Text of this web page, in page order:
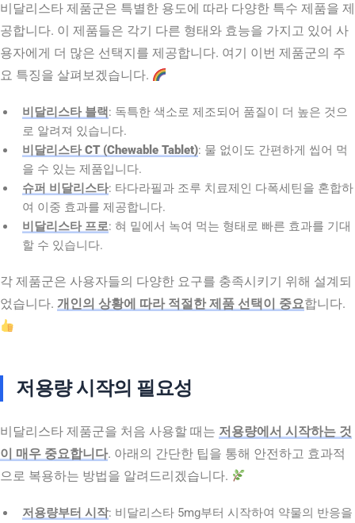
비달리스타 제품군은 특별한 용도에 따라 다양한 특수 제품을 제
공합니다. 이 제품들은 각기 다른 형태와 효능을 가지고 있어 사
용자에게 더 많은 선택지를 제공합니다. 여기 이번 제품군의 주
요 특징을 살펴보겠습니다.
비달리스타 블랙 : 독특한 색소로 제조되어 품질이 더 높은 것으
로 알려져 있습니다.
비달리스타 CT (Chewable Tablet): 물 없이도 간편하게 씹어 먹
을 수 있는 제품입니다.
슈퍼 비달리스타: 타다라필과 조루 치료제인 다폭세틴을 혼합하
여 이중 효과를 제공합니다.
비달리스타 프로: 혀 밑에서 녹여 먹는 형태로 빠른 효과를 기대
할 수 있습니다.
각 제품군은 사용자들의 다양한 요구를 충족시키기 위해 설계되
었습니다. 개인의 상황에 따라 적절한 제품 선택이 중요합니다.
저용량 시작의 필요성
비달리스타 제품군을 처음 사용할 때는 저용량에서 시작하는 것
이 매우 중요합니다. 아래의 간단한 팁을 통해 안전하고 효과적
으로 복용하는 방법을 알려드리겠습니다.
저용량부터 시작: 비달리스타 5mg부터 시작하여 약물의 반응을